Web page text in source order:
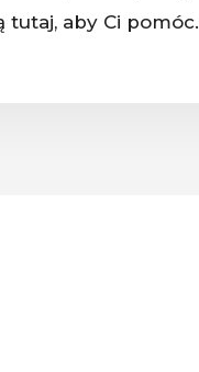
tutaj, aby Ci pomóc.